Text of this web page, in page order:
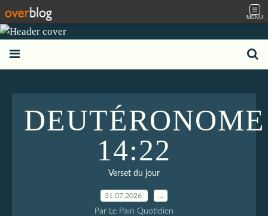
MENU
DEUTÉRONOME
14:22
Verset du jour
31.07.2026
Par Le Pain Quotidien